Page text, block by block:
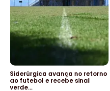
Siderúrgica avança no retorno
ao futebol e recebe sinal
verde…